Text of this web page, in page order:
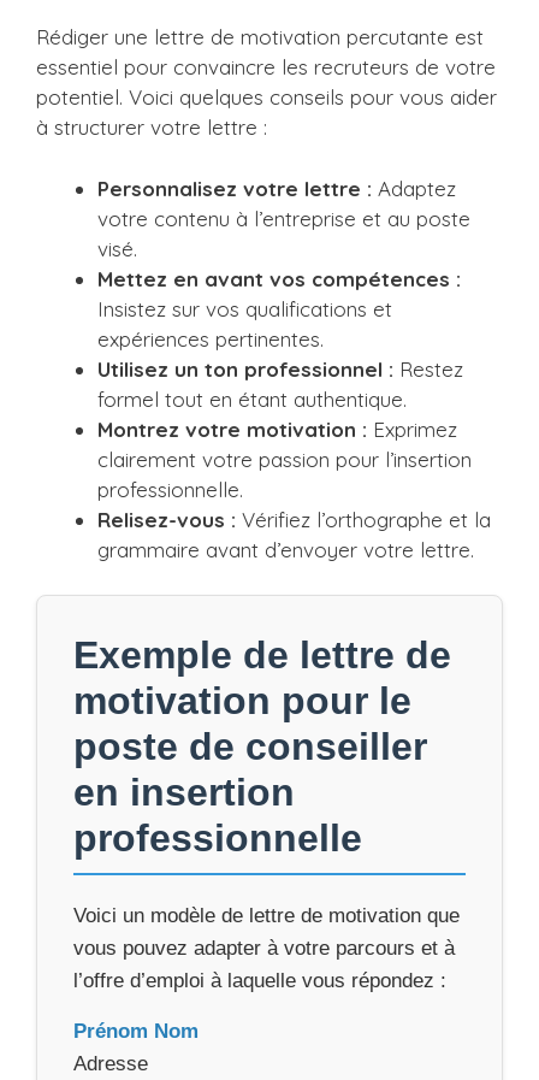
Rédiger une lettre de motivation percutante est
essentiel pour convaincre les recruteurs de votre
potentiel. Voici quelques conseils pour vous aider
à structurer votre lettre :
Personnalisez votre lettre : Adaptez
votre contenu à l’entreprise et au poste
visé.
Mettez en avant vos compétences :
Insistez sur vos qualifications et
expériences pertinentes.
Utilisez un ton professionnel : Restez
formel tout en étant authentique.
Montrez votre motivation : Exprimez
clairement votre passion pour l’insertion
professionnelle.
Relisez-vous : Vérifiez l’orthographe et la
grammaire avant d’envoyer votre lettre.
Exemple de lettre de
motivation pour le
poste de conseiller
en insertion
professionnelle
Voici un modèle de lettre de motivation que
vous pouvez adapter à votre parcours et à
l’offre d’emploi à laquelle vous répondez :
Prénom Nom
Adresse